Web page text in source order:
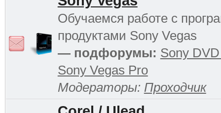
Обучаемся работе с
продуктами Sony Vegas
— подфорумы: Sony
Sony Vegas Pro
Модераторы: Проходчик